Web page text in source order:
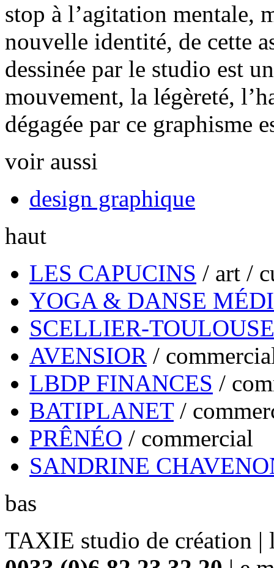
stop à l’agitation mentale,
nouvelle identité, de cette
dessinée par le studio est
mouvement, la légèreté,
dégagée par ce graphisme
voir aussi
design graphique
haut
LES CAPUCINS / art /
YOGA & DANSE
SCELLIER-
AVENSIOR /
LBDP FINANCES /
BATIPLANET/
PRÊNÉO / commercial
SANDRINE
bas
TAXIE studio de création |